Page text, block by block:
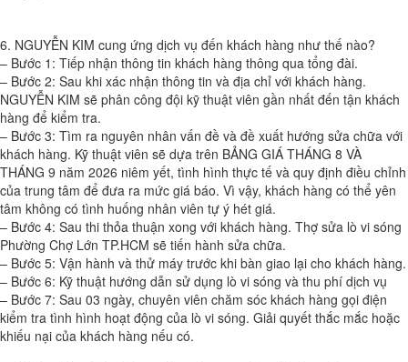
6. NGUYỄN KIM cung ứng dịch vụ đến khách hàng như thế nào?
– Bước 1: Tiếp nhận thông tin khách hàng thông qua tổng đài.
– Bước 2: Sau khi xác nhận thông tin và địa chỉ với khách hàng.
NGUYỄN KIM sẽ phân công đội kỹ thuật viên gần nhất đến tận khách
hàng để kiểm tra.
– Bước 3: Tìm ra nguyên nhân vấn đề và đề xuất hướng sửa chữa với
khách hàng. Kỹ thuật viên sẽ dựa trên BẢNG GIÁ THÁNG 8 VÀ
THÁNG 9 năm 2026 niêm yết, tình hình thực tế và quy định điều chỉnh
của trung tâm để đưa ra mức giá báo. Vì vậy, khách hàng có thể yên
tâm không có tình huống nhân viên tự ý hét giá.
– Bước 4: Sau thi thỏa thuận xong với khách hàng. Thợ sửa lò vi sóng
Phường Chợ Lớn TP.HCM sẽ tiến hành sửa chữa.
– Bước 5: Vận hành và thử máy trước khi bàn giao lại cho khách hàng.
– Bước 6: Kỹ thuật hướng dẫn sử dụng lò vi sóng và thu phí dịch vụ
– Bước 7: Sau 03 ngày, chuyên viên chăm sóc khách hàng gọi điện
kiểm tra tình hình hoạt động của lò vi sóng. Giải quyết thắc mắc hoặc
khiếu nại của khách hàng nếu có.